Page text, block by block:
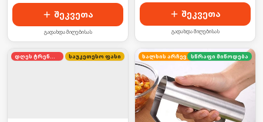
შეკვეთა
გადახდა მიღებისას
შეკვეთა
გადახდა მიღებისას
დღეს ტრენდში საუკეთესო ფასი ხალხის არჩევანისწრაფი მიწოდება